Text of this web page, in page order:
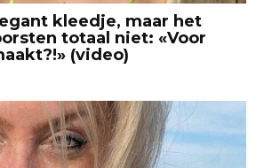
kleedje, maar het
totaal niet: «Voor
(video)